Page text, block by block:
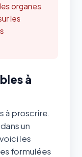
organes
les
à
à proscrire.
un
les
formulées